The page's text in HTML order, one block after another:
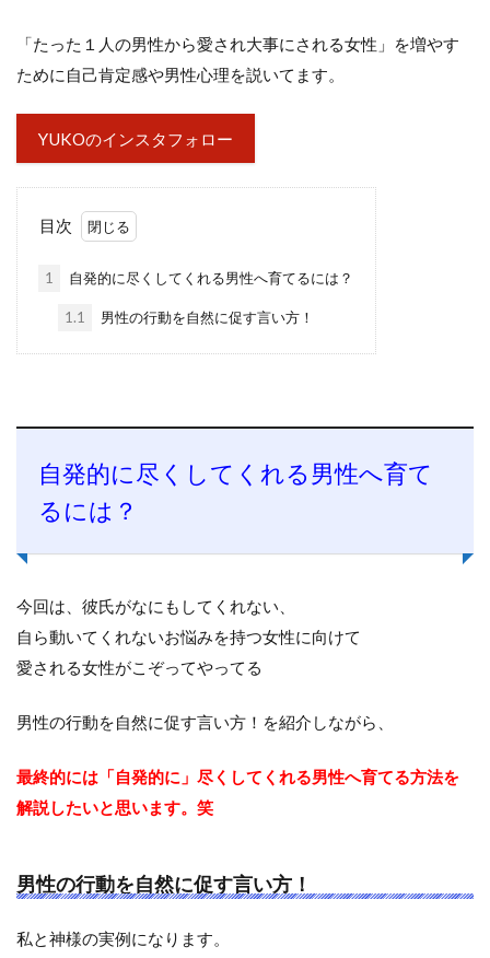
「たった１人の男性から愛され大事にされる女性」を増やす
ために自己肯定感や男性心理を説いてます。
YUKOのインスタフォロー
目次
1 自発的に尽くしてくれる男性へ育てるには？
1.1 男性の行動を自然に促す言い方！
自発的に尽くしてくれる男性へ育て
るには？
今回は、彼氏がなにもしてくれない、
自ら動いてくれないお悩みを持つ女性に向けて
愛される女性がこぞってやってる
男性の行動を自然に促す言い方！を紹介しながら、
最終的には「自発的に」尽くしてくれる男性へ育てる方法を
解説したいと思います。笑
男性の行動を自然に促す言い方！
私と神様の実例になります。